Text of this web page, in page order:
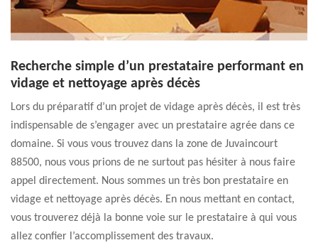
Recherche simple d’un prestataire performant en
vidage et nettoyage après décès
Lors du préparatif d’un projet de vidage après décès, il est très
indispensable de s’engager avec un prestataire agrée dans ce
domaine. Si vous vous trouvez dans la zone de Juvaincourt
88500, nous vous prions de ne surtout pas hésiter à nous faire
appel directement. Nous sommes un très bon prestataire en
vidage et nettoyage après décès. En nous mettant en contact,
vous trouverez déjà la bonne voie sur le prestataire à qui vous
allez confier l’accomplissement des travaux.